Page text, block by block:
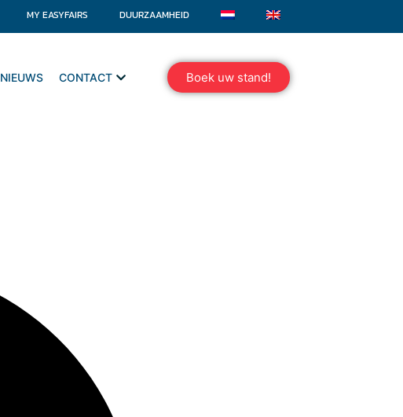
MY EASYFAIRS DUURZAAMHEID
NIEUWS CONTACT Boek uw stand!